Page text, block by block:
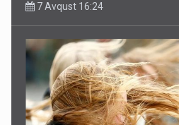
7 Avqust 16:24